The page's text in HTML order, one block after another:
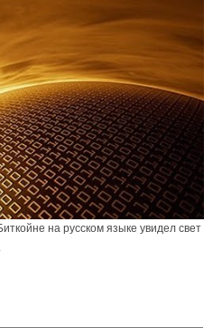
на русском языке увидел свет